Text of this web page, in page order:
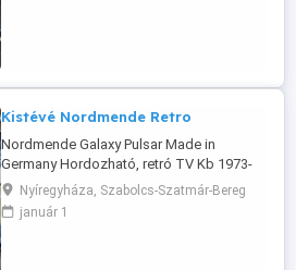
Kistévé Nordmende Retro
Nordmende Galaxy Pulsar Made in
Germany Hordozható, retró TV Kb 1973-
as gyártású. Tudtommal nem működik.
Javításra szorul. Posta megoldható, banki
előreutalással, Magyar Posta
Nyíregyháza, Szabolcs-Szatmár-Bereg
január 1